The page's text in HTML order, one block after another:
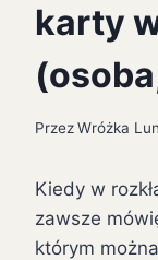
karty
PrzezWróżka
Kiedy w
zawsze
którym